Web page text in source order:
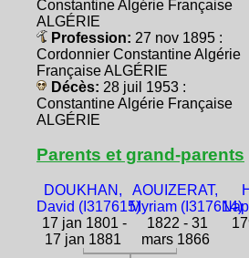
Constantine Algérie Française
ALGÉRIE
Profession: 27 nov 1895 :
Cordonnier Constantine Algérie
Française ALGÉRIE
Décès: 28 juil 1953 :
Constantine Algérie Française
ALGÉRIE
Parents et grand-parents
DOUKHAN,
David (I317615)
17 jan 1801 -
17 jan 1881
AOUIZERAT,
Myriam (I317614)
1822 - 31
mars 1866